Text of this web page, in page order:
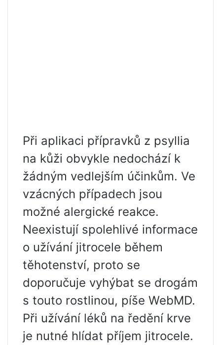
Při aplikaci přípravků z psyllia
na kůži obvykle nedochází k
žádným vedlejším účinkům. Ve
vzácných případech jsou
možné alergické reakce.
Neexistují spolehlivé informace
o užívání jitrocele během
těhotenství, proto se
doporučuje vyhýbat se drogám
s touto rostlinou, píše WebMD.
Při užívání léků na ředění krve
je nutné hlídat příjem jitrocele.